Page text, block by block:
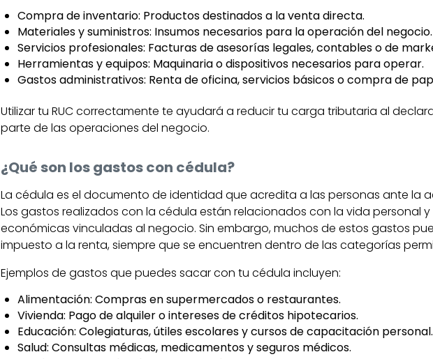
Compra de inventario: Productos destinados a la venta directa.
Materiales y suministros: Insumos necesarios para la operación del negocio.
Servicios profesionales: Facturas de asesorías legales, contables o de
Herramientas y equipos: Maquinaria o dispositivos necesarios para operar.
Gastos administrativos: Renta de oficina, servicios básicos o compra de
Utilizar tu RUC correctamente te ayudará a reducir tu carga tributaria al
parte de las operaciones del negocio.
¿Qué son los gastos con cédula?
La cédula es el documento de identidad que acredita a las personas ante la
Los gastos realizados con la cédula están relacionados con la vida personal
económicas vinculadas al negocio. Sin embargo, muchos de estos gastos
impuesto a la renta, siempre que se encuentren dentro de las categorías
Ejemplos de gastos que puedes sacar con tu cédula incluyen:
Alimentación: Compras en supermercados o restaurantes.
Vivienda: Pago de alquiler o intereses de créditos hipotecarios.
Educación: Colegiaturas, útiles escolares y cursos de capacitación personal.
Salud: Consultas médicas, medicamentos y seguros médicos.